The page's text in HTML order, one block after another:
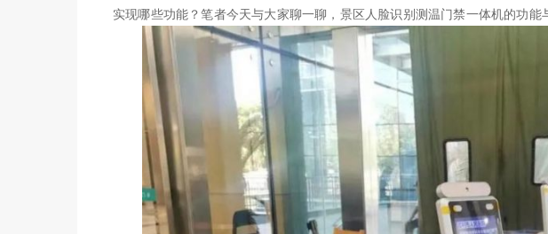
实现哪些功能？笔者今天与大家聊一聊，景区人脸识别测温门禁一体机的功能